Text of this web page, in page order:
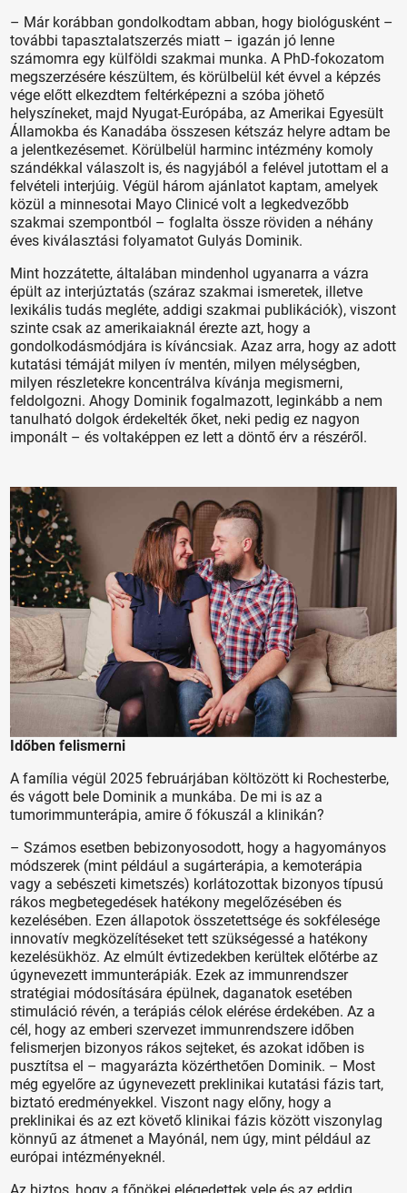
– Már korábban gondolkodtam abban, hogy biológusként –
további tapasztalatszerzés miatt – igazán jó lenne
számomra egy külföldi szakmai munka. A PhD-fokozatom
megszerzésére készültem, és körülbelül két évvel a képzés
vége előtt elkezdtem feltérképezni a szóba jöhető
helyszíneket, majd Nyugat-Európába, az Amerikai Egyesült
Államokba és Kanadába összesen kétszáz helyre adtam be
a jelentkezésemet. Körülbelül harminc intézmény komoly
szándékkal válaszolt is, és nagyjából a felével jutottam el a
felvételi interjúig. Végül három ajánlatot kaptam, amelyek
közül a minnesotai Mayo Clinicé volt a legkedvezőbb
szakmai szempontból – foglalta össze röviden a néhány
éves kiválasztási folyamatot Gulyás Dominik.
Mint hozzátette, általában mindenhol ugyanarra a vázra
épült az interjúztatás (száraz szakmai ismeretek, illetve
lexikális tudás megléte, addigi szakmai publikációk), viszont
szinte csak az amerikaiaknál érezte azt, hogy a
gondolkodásmódjára is kíváncsiak. Azaz arra, hogy az adott
kutatási témáját milyen ív mentén, milyen mélységben,
milyen részletekre koncentrálva kívánja megismerni,
feldolgozni. Ahogy Dominik fogalmazott, leginkább a nem
tanulható dolgok érdekelték őket, neki pedig ez nagyon
imponált – és voltaképpen ez lett a döntő érv a részéről.
Időben felismerni
A família végül 2025 februárjában költözött ki Rochesterbe,
és vágott bele Dominik a munkába. De mi is az a
tumorimmunterápia, amire ő fókuszál a klinikán?
– Számos esetben bebizonyosodott, hogy a hagyományos
módszerek (mint például a sugárterápia, a kemoterápia
vagy a sebészeti kimetszés) korlátozottak bizonyos típusú
rákos megbetegedések hatékony megelőzésében és
kezelésében. Ezen állapotok összetettsége és sokfélesége
innovatív megközelítéseket tett szükségessé a hatékony
kezelésükhöz. Az elmúlt évtizedekben kerültek előtérbe az
úgynevezett immunterápiák. Ezek az immunrendszer
stratégiai módosítására épülnek, daganatok esetében
stimuláció révén, a terápiás célok elérése érdekében. Az a
cél, hogy az emberi szervezet immunrendszere időben
felismerjen bizonyos rákos sejteket, és azokat időben is
pusztítsa el – magyarázta közérthetően Dominik. – Most
még egyelőre az úgynevezett preklinikai kutatási fázis tart,
biztató eredményekkel. Viszont nagy előny, hogy a
preklinikai és az ezt követő klinikai fázis között viszonylag
könnyű az átmenet a Mayónál, nem úgy, mint például az
európai intézményeknél.